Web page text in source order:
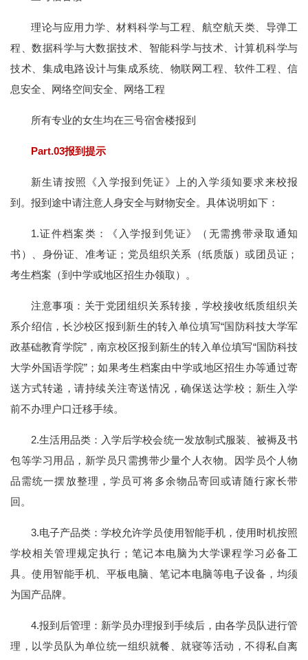
理论与应用力学、材料科学与工程、航空航天类、导弹工
程、数据科学与大数据技术、智能科学与技术、计算机科学与
技术、集成电路设计与集成系统、物联网工程、软件工程、信
息安全、网络空间安全、网络工程
所有专业的女生均在三号宿舍楼报到
Part.03报到提示
新生请按照《入学报到凭证》上的入学须知要求来校报
到。报到途中请注意人身安全与财物安全。具体说明如下：
1.证件档案类：《入学报到凭证》（无需携带录取通知
书）、身份证、准考证；党员组织关系（纸质版）或团员证；
考生档案（到中学或地区招生办领取）。
注意事项：关于党团组织关系转接，学校接收纸质组织关
系介绍信，长沙校区报到新生的转入单位填写“国防科技大学军
政基础教育学院”，南京校区报到新生的转入单位填写“国防科技
大学外国语学院”；如果考生档案由中学或地区招生办等通过寄
送方式转递，请持续关注寄送情况，确保送达学校；新生入学
前不办理户口迁移手续。
2.生活用品类：入学后学校会统一发放制式服装、被褥及书
包等学习用品，新学员只需携带少量个人衣物。因学员个人物
品需统一摆放整理，学员可将多余物品寄回或请随行家长带
回。
3.电子产品类：学校允许学员使用智能手机，使用时机按照
学校相关管理规定执行；笔记本电脑为大学课程学习必备工
具。使用智能手机、平板电脑、笔记本电脑等电子设备，均须
为国产品牌。
4.报到后管理：新学员办理报到手续后，由各学员队进行管
理，以学员队为单位统一组织就餐、就寝等活动，不得私自离